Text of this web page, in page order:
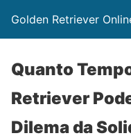
Golden Retriever
Quanto
Retriever
Dilema da